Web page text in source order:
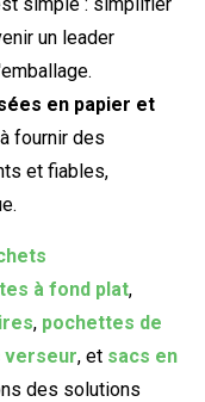
un leader
en papier et
fournir des
et fiables,
à fond plat,
, pochettes de
verseur, et sacs en
des solutions